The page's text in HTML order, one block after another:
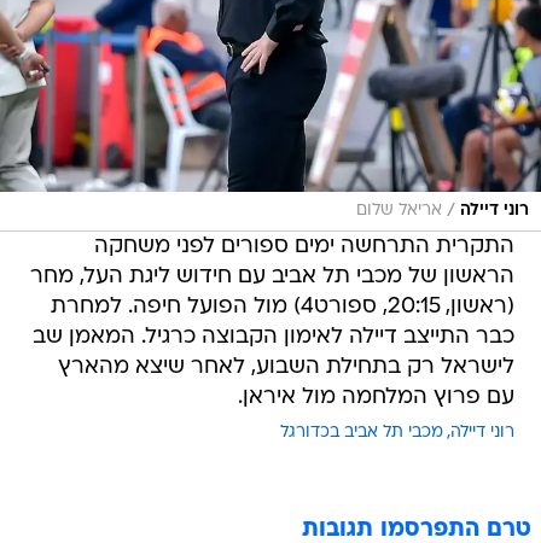
רוני דיילה / אריאל שלום
התקרית התרחשה ימים ספורים לפני משחקה
הראשון של מכבי תל אביב עם חידוש ליגת העל, מחר
(ראשון, 20:15, ספורט4) מול הפועל חיפה. למחרת
כבר התייצב דיילה לאימון הקבוצה כרגיל. המאמן שב
לישראל רק בתחילת השבוע, לאחר שיצא מהארץ
עם פרוץ המלחמה מול איראן.
רוני דיילה מכבי תל אביב בכדורגל
טרם התפרסמו תגובות